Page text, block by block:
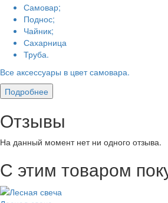
Самовар;
Поднос;
Чайник;
Сахарница
Труба.
Все аксессуары в цвет самовара.
Подробнее
Отзывы
На данный момент нет ни одного отзыва.
С этим товаром